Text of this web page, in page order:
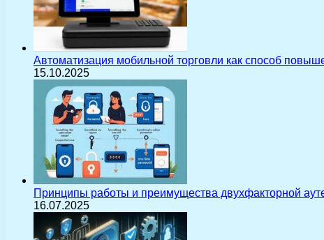
Автоматизация мобильной торговли как способ
15.10.2025
Принципы работы и преимущества двухфакторной
16.07.2025